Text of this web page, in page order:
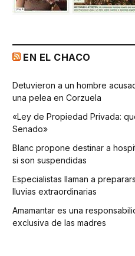
EN EL CHACO
Detuvieron a un hombre
una pelea en Corzuela
«Ley de Propiedad Privada:
Senado»
Blanc propone destinar a
si son suspendidas
Especialistas llaman a
lluvias extraordinarias
Amamantar es una
exclusiva de las madres